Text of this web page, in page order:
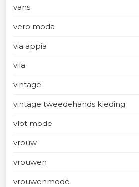
vans
vero moda
via appia
vila
vintage
vintage tweedehands kleding
vlot mode
vrouw
vrouwen
vrouwenmode